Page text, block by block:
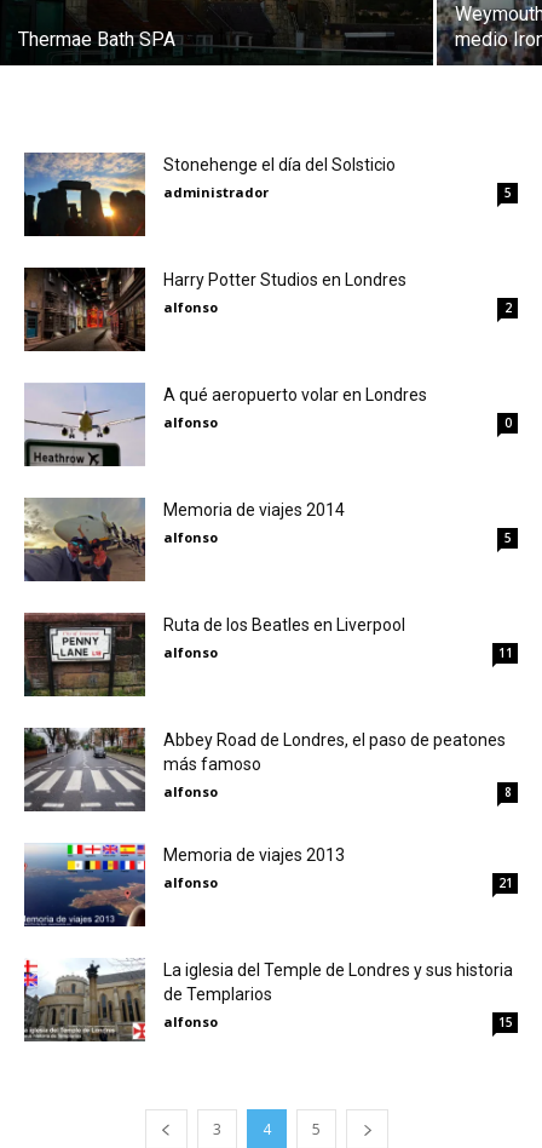
Thermae Bath SPA
medio
Stonehenge el día del Solsticio
administrador 5
Harry Potter Studios en Londres
alfonso 2
A qué aeropuerto volar en Londres
alfonso 0
Memoria de viajes 2014
alfonso 5
Ruta de los Beatles en Liverpool
alfonso 11
Abbey Road de Londres, el paso de peatones
más famoso
alfonso 8
Memoria de viajes 2013
alfonso 21
La iglesia del Temple de Londres y sus historia
de Templarios
alfonso 15
3 4 5